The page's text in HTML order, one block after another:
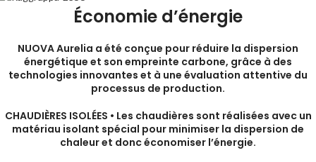
Économie d’énergie
NUOVA Aurelia a été conçue pour réduire la dispersion
énergétique et son empreinte carbone, grâce à des
technologies innovantes et à une évaluation attentive du
processus de production.
CHAUDIÈRES ISOLÉES • Les chaudières sont réalisées avec un
matériau isolant spécial pour minimiser la dispersion de
chaleur et donc économiser l’énergie.